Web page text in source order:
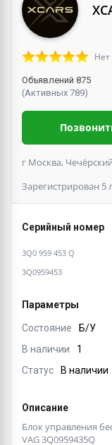
Нет
Объявлений 875
(Активных 789)
г Москва,
Зарегистрирован 5
Серийный номер
3Q0 959 453 Q
3Q0959453
Параметры
Состояние
Б/У
В наличии
1
Статус
В наличии
Описание
Блок управления
VAG 3Q0959435Q